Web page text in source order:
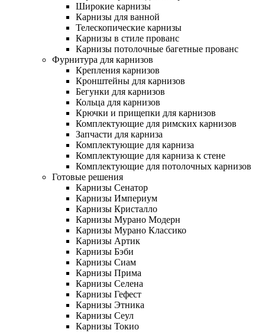
Широкие карнизы
Карнизы для ванной
Телескопические карнизы
Карнизы в стиле прованс
Карнизы потолочные багетные прованс
Фурнитура для карнизов
Крепления карнизов
Кронштейны для карнизов
Бегунки для карнизов
Кольца для карнизов
Крючки и прищепки для карнизов
Комплектующие для римских карнизов
Запчасти для карниза
Комплектующие для карниза
Комплектующие для карниза к стене
Комплектующие для потолочных карнизов
Готовые решения
Карнизы Сенатор
Карнизы Империум
Карнизы Кристалло
Карнизы Мурано Модерн
Карнизы Мурано Классико
Карнизы Артик
Карнизы Бэби
Карнизы Сиам
Карнизы Прима
Карнизы Селена
Карнизы Гефест
Карнизы Этника
Карнизы Сеул
Карнизы Токио